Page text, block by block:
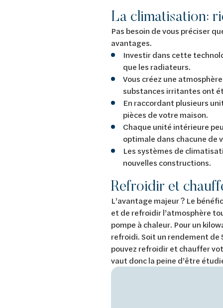
La climatisation:
Pas besoin de vous préciser
avantages.
Investir dans cette
que les radiateurs.
Vous créez une
substances irritantes ont
En raccordant plusieurs
pièces de votre maison.
Chaque unité intérieure
optimale dans chacune de
Les systèmes de
nouvelles constructions.
Refroidir et
L’avantage majeur ? Le
et de refroidir l’atmosphère
pompe à chaleur. Pour un
refroidi. Soit un rendement de
pouvez refroidir et chauffer
vaut donc la peine d’être